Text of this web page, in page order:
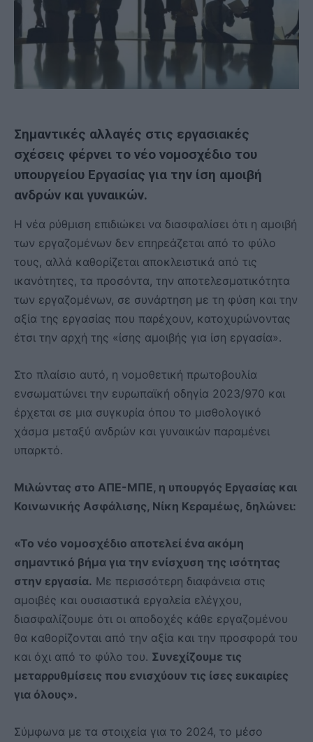
Σημαντικές αλλαγές στις εργασιακές
σχέσεις φέρνει το νέο νομοσχέδιο του
υπουργείου Εργασίας για την ίση αμοιβή
ανδρών και γυναικών.
Η νέα ρύθμιση επιδιώκει να διασφαλίσει ότι η αμοιβή
των εργαζομένων δεν επηρεάζεται από το φύλο
τους, αλλά καθορίζεται αποκλειστικά από τις
ικανότητες, τα προσόντα, την αποτελεσματικότητα
των εργαζομένων, σε συνάρτηση με τη φύση και την
αξία της εργασίας που παρέχουν, κατοχυρώνοντας
έτσι την αρχή της «ίσης αμοιβής για ίση εργασία».
Στο πλαίσιο αυτό, η νομοθετική πρωτοβουλία
ενσωματώνει την ευρωπαϊκή οδηγία 2023/970 και
έρχεται σε μια συγκυρία όπου το μισθολογικό
χάσμα μεταξύ ανδρών και γυναικών παραμένει
υπαρκτό.
Μιλώντας στο ΑΠΕ-ΜΠΕ, η υπουργός Εργασίας και
Κοινωνικής Ασφάλισης, Νίκη Κεραμέως, δηλώνει:
«Το νέο νομοσχέδιο αποτελεί ένα ακόμη
σημαντικό βήμα για την ενίσχυση της ισότητας
στην εργασία. Με περισσότερη διαφάνεια στις
αμοιβές και ουσιαστικά εργαλεία ελέγχου,
διασφαλίζουμε ότι οι αποδοχές κάθε εργαζομένου
θα καθορίζονται από την αξία και την προσφορά του
και όχι από το φύλο του. Συνεχίζουμε τις
μεταρρυθμίσεις που ενισχύουν τις ίσες ευκαιρίες
για όλους».
Σύμφωνα με τα στοιχεία για το 2024, το μέσο